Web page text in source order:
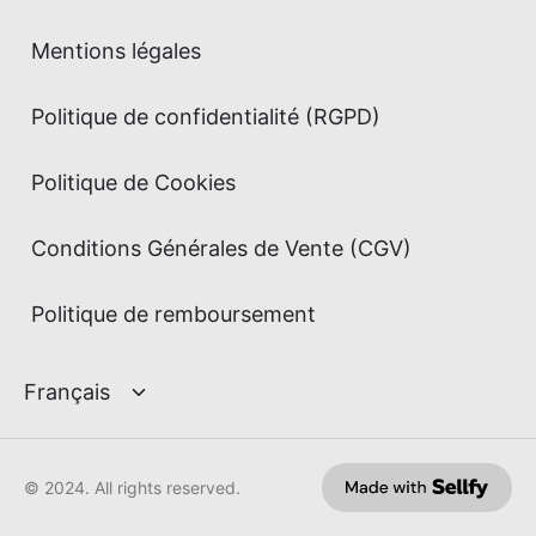
Mentions légales
Politique de confidentialité (RGPD)
Politique de Cookies
Conditions Générales de Vente (CGV)
Politique de remboursement
© 2024. All rights reserved.